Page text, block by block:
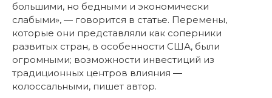
большими, но бедными и экономически
слабыми», — говорится в статье. Перемены,
которые они представляли как соперники
развитых стран, в особенности США, были
огромными; возможности инвестиций из
традиционных центров влияния —
колоссальными, пишет автор.